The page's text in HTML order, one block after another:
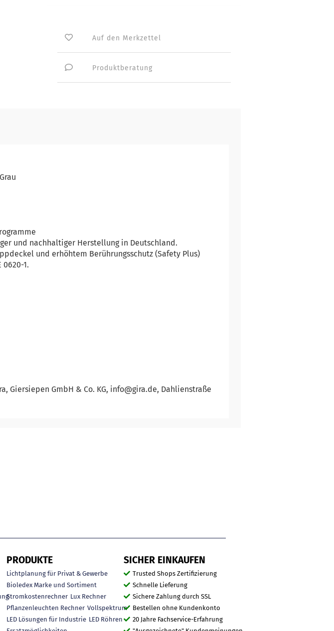
Auf den Merkzettel
Produktberatung
und nachhaltiger Herstellung in Deutschland.
und erhöhtem Berührungsschutz (Safety Plus)
0620-1.
GmbH & Co. KG, info@gira.de, Dahlienstraße
PRODUKTE
Lichtplanung für Privat & Gewerbe
Bioledex Marke und Sortiment
Stromkostenrechner Lux Rechner
Pflanzenleuchten Rechner Vollspektrum
LED Lösungen für Industrie LED Röhren
SICHER EINKAUFEN
Trusted Shops Zertifizierung
Schnelle Lieferung
Sichere Zahlung durch SSL
Bestellen ohne Kundenkonto
20 Jahre Fachservice-Erfahrung